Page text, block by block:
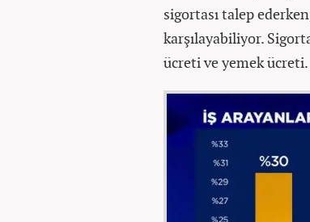
sigortası talep
karşılayabiliyor.
ücreti ve yemek ücreti.